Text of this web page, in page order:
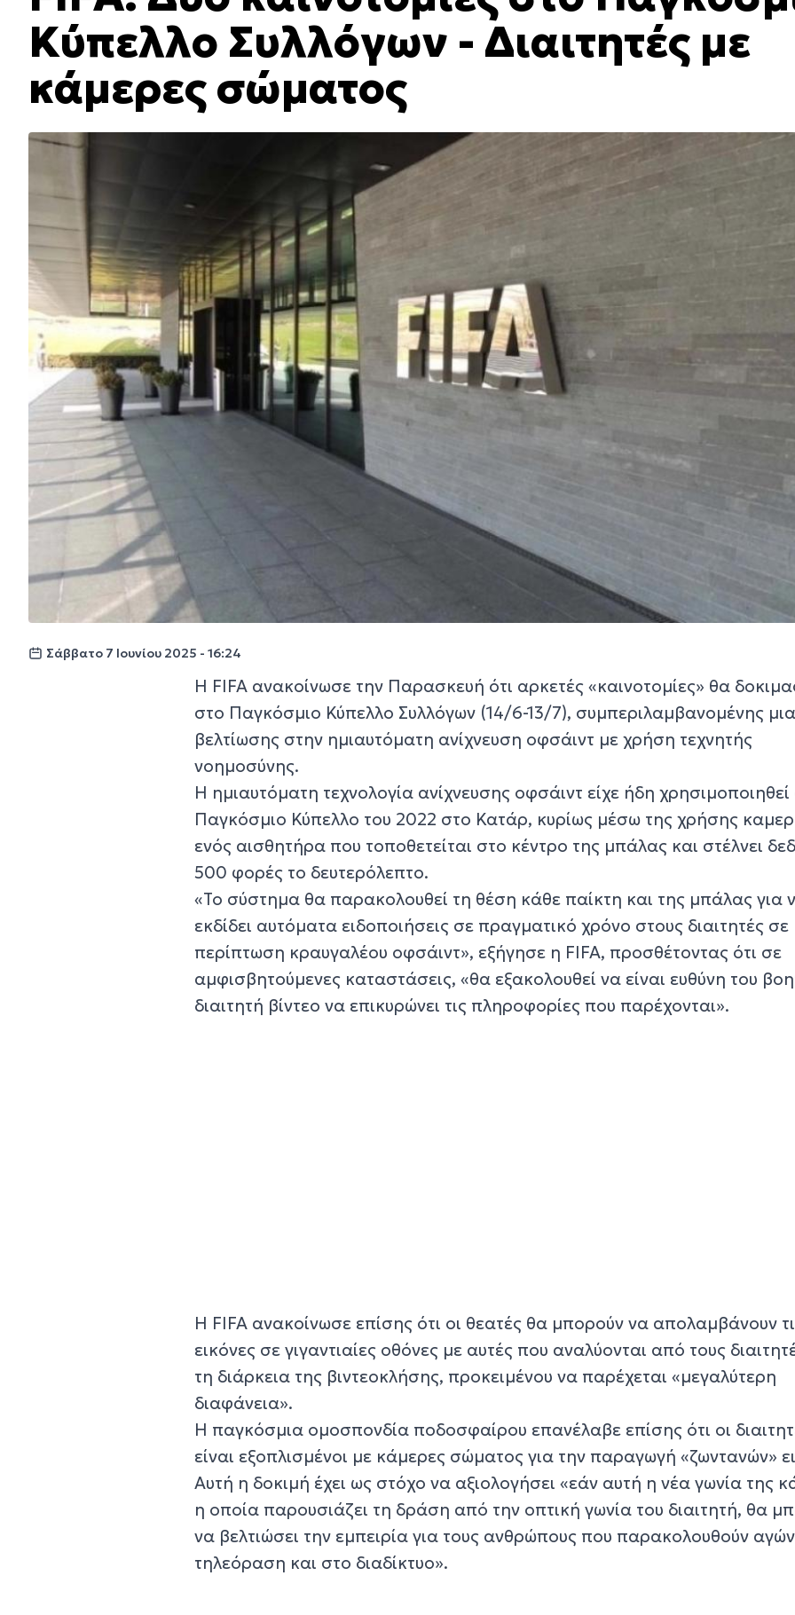
Κύπελλο Συλλόγων - Διαιτητές με
κάμερες σώματος
Σάββατο 7 Ιουνίου 2025 - 16:24
Η FIFA ανακοίνωσε την Παρασκευή ότι αρκετές «καινοτομίες» θα
στο Παγκόσμιο Κύπελλο Συλλόγων (14/6-13/7), συμπεριλαμβανομένης
βελτίωσης στην ημιαυτόματη ανίχνευση οφσάιντ με χρήση τεχνητής
νοημοσύνης.
Η ημιαυτόματη τεχνολογία ανίχνευσης οφσάιντ είχε ήδη χρησιμοποιηθεί
Παγκόσμιο Κύπελλο του 2022 στο Κατάρ, κυρίως μέσω της χρήσης
ενός αισθητήρα που τοποθετείται στο κέντρο της μπάλας και στέλνει
500 φορές το δευτερόλεπτο.
«Το σύστημα θα παρακολουθεί τη θέση κάθε παίκτη και της μπάλας για
εκδίδει αυτόματα ειδοποιήσεις σε πραγματικό χρόνο στους διαιτητές σε
περίπτωση κραυγαλέου οφσάιντ», εξήγησε η FIFA, προσθέτοντας ότι σε
αμφισβητούμενες καταστάσεις, «θα εξακολουθεί να είναι ευθύνη του
διαιτητή βίντεο να επικυρώνει τις πληροφορίες που παρέχονται».
Η FIFA ανακοίνωσε επίσης ότι οι θεατές θα μπορούν να απολαμβάνουν
εικόνες σε γιγαντιαίες οθόνες με αυτές που αναλύονται από τους
τη διάρκεια της βιντεοκλήσης, προκειμένου να παρέχεται «μεγαλύτερη
διαφάνεια».
Η παγκόσμια ομοσπονδία ποδοσφαίρου επανέλαβε επίσης ότι οι
είναι εξοπλισμένοι με κάμερες σώματος για την παραγωγή «ζωντανών»
Αυτή η δοκιμή έχει ως στόχο να αξιολογήσει «εάν αυτή η νέα γωνία της
η οποία παρουσιάζει τη δράση από την οπτική γωνία του διαιτητή, θα
να βελτιώσει την εμπειρία για τους ανθρώπους που παρακολουθούν
τηλεόραση και στο διαδίκτυο».